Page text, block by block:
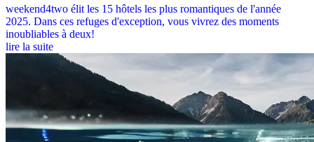
weekend4two élit les 15 hôtels les plus romantiques de l'année
2025. Dans ces refuges d'exception, vous vivrez des moments
inoubliables à deux!
lire la suite